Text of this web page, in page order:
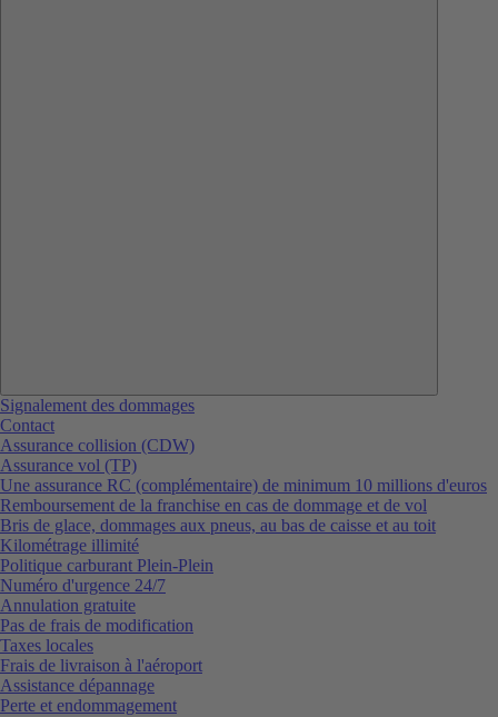
Signalement des dommages
Contact
Assurance collision (CDW)
Assurance vol (TP)
Une assurance RC (complémentaire) de minimum 10 millions d'euros
Remboursement de la franchise en cas de dommage et de vol
Bris de glace, dommages aux pneus, au bas de caisse et au toit
Kilométrage illimité
Politique carburant Plein-Plein
Numéro d'urgence 24/7
Annulation gratuite
Pas de frais de modification
Taxes locales
Frais de livraison à l'aéroport
Assistance dépannage
Perte et endommagement